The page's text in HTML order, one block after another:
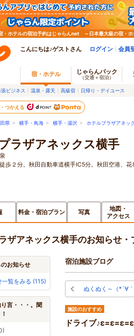
・ホテルの宿泊予約はじゃらんnet ～日本最大級の宿・ホ
こんにちは♪ゲストさん ログイン 会員
宿・ホテル じゃらんパック
（交通＋宿泊）
張ビジネス 温泉・露天 高級宿 日帰り・デイユース
つかえる
県 > 横手・鳥海 > 横手・湯沢 > ホテルプラザアネッ
ラザアネックス横手
歩２分。秋田自動車道横手IC5分。秋田空港、
料金・宿泊プラン 写真
地図・
アクセス
ザアネックス横手のお知らせ・
お知らせ
一覧をみる (115)
言・・・。聞
宿泊施設ブログ
ぬくぬく～（*´∀
施設のおすすめ
ドライブ